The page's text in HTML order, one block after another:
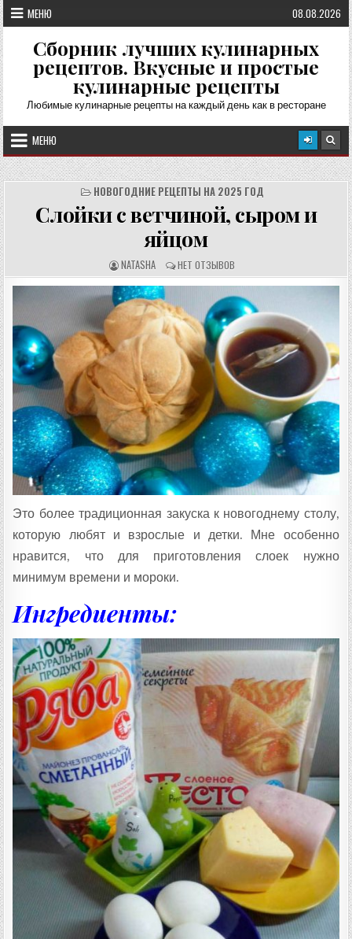
Перейти
к
содержимому
МЕНЮ 08.08.2026
Сборник лучших кулинарных
рецептов. Вкусные и простые
кулинарные рецепты
Любимые кулинарные рецепты на каждый день как в ресторане
МЕНЮ
НОВОГОДНИЕ РЕЦЕПТЫ НА 2025 ГОД
Слойки с ветчиной, сыром и
яйцом
А
В
Т
О
Р
Р
Е
Е
П
Т
:
NATASHA О
Т
З
В
Ы
:
НЕТ ОТЗЫВОВ
Это более традиционная закуска к новогоднему столу,
которую любят и взрослые и детки. Мне особенно
нравится, что для приготовления слоек нужно
минимум времени и мороки.
Ингредиенты: